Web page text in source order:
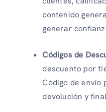
contenido
generar
Códigos de
descuento por
Código de envío
devolución y